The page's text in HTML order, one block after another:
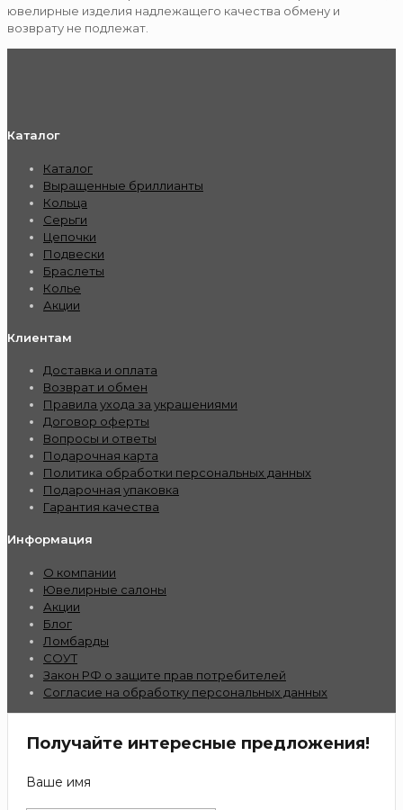
ювелирные изделия надлежащего качества обмену и
возврату не подлежат.
Каталог
Каталог
Выращенные бриллианты
Кольца
Серьги
Цепочки
Подвески
Браслеты
Колье
Акции
Клиентам
Доставка и оплата
Возврат и обмен
Правила ухода за украшениями
Договор оферты
Вопросы и ответы
Подарочная карта
Политика обработки персональных данных
Подарочная упаковка
Гарантия качества
Информация
О компании
Ювелирные салоны
Акции
Блог
Ломбарды
СОУТ
Закон РФ о защите прав потребителей
Согласие на обработку персональных данных
Получайте интересные предложения!
Ваше имя